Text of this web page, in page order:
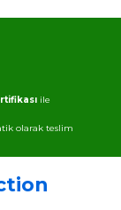
ile
olarak teslim